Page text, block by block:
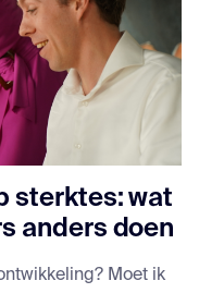
sterktes: wat
anders doen
Moet ik